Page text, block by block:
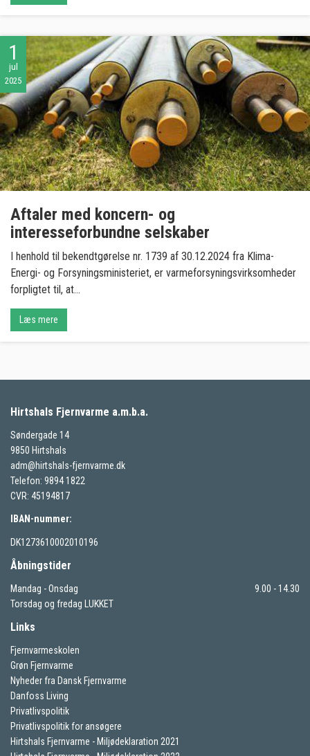
1
jul
2025
Aftaler med koncern- og
interesseforbundne selskaber
I henhold til bekendtgørelse nr. 1739 af 30.12.2024 fra Klima-
Energi- og Forsyningsministeriet, er varmeforsyningsvirksomheder
forpligtet til, at...
Læs mere
Hirtshals Fjernvarme a.m.b.a.
Søndergade 14
9850 Hirtshals
adm@hirtshals-fjernvarme.dk
Telefon: 9894 1822
CVR: 45194817
IBAN-nummer:
DK1273610002010196
Åbningstider
Mandag - Onsdag
9.00 - 14.30
Torsdag og fredag LUKKET
Links
Fjernvarmeskolen
Grøn Fjernvarme
Nyheder fra Dansk Fjernvarme
Danfoss Living
Privatlivspolitik
Privatlivspolitik for ansøgere
Hirtshals Fjernvarme - Miljødeklaration 2021